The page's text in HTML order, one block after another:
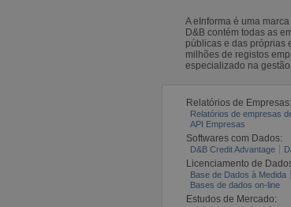
A eInforma é uma
D&B contém todas as
públicas e das próprias
milhões de registos
especializado na
Relatórios de Empresas:
Relatórios de empresas
API Empresas
Softwares com Dados:
D&B Credit Advantage
Licenciamento de
Base de Dados à Medida
Bases de dados on-line
Estudos de Mercado: